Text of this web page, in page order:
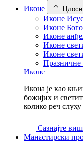
Иконе
Иконе
Иконе
Иконе
Иконе
Иконе
Празничне
Иконе
Икона је као
божијих и
колико реч
Сазнајте
Манастирски